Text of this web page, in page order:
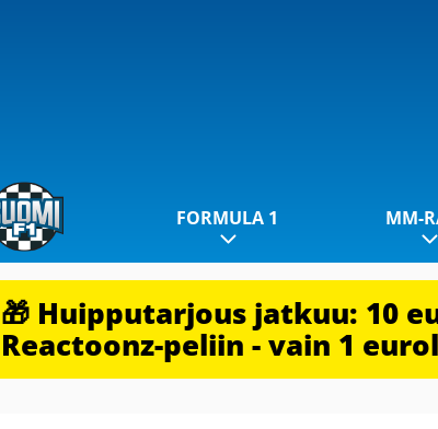
FORMULA 1 MM-
🎁 Huipputarjous jatkuu: 10
Reactoonz-peliin - vain 1